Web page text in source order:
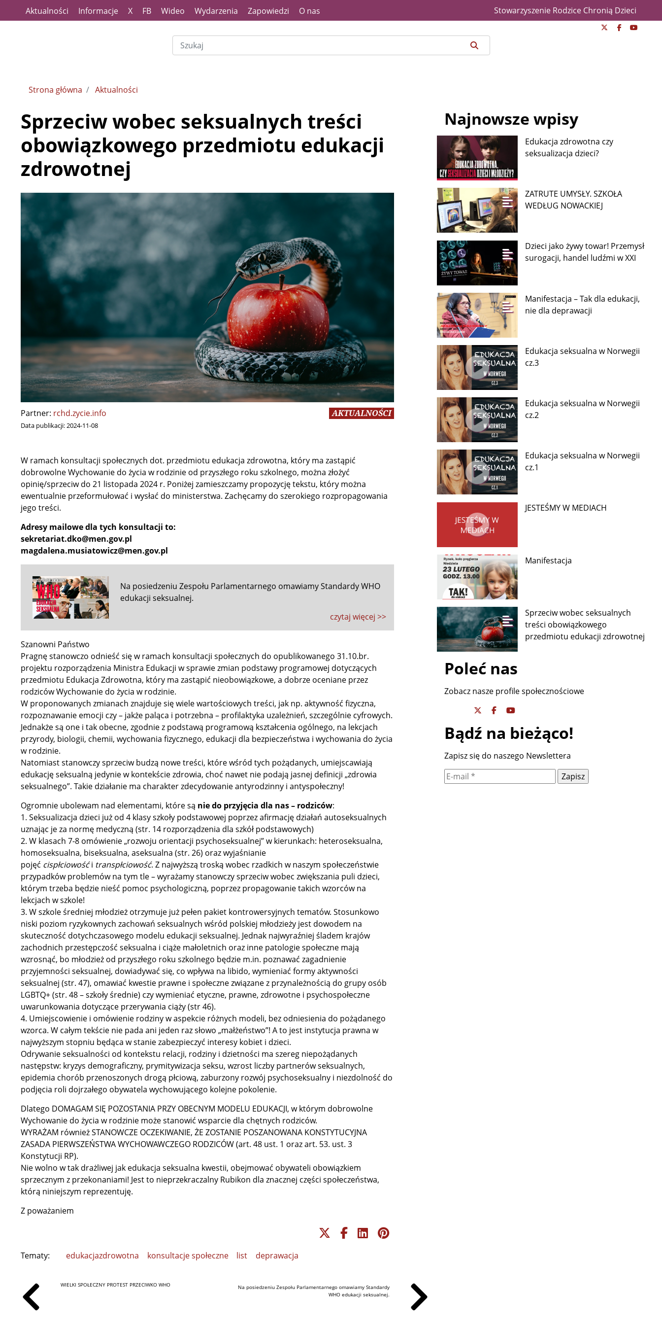
Aktualności Informacje X FB Wideo Wydarzenia Zapowiedzi O nas Stowarzyszenie Rodzice Chronią Dzieci
Strona główna Aktualności
Sprzeciw wobec seksualnych treści
obowiązkowego przedmiotu edukacji
zdrowotnej
Partner: rchd.zycie.info
Data publikacji:2024-11-08
AKTUALNOŚCI
W ramach konsultacji społecznych dot. przedmiotu edukacja zdrowotna, który ma zastąpić
dobrowolne Wychowanie do życia w rodzinie od przyszłego roku szkolnego, można złożyć
opinię/sprzeciw do 21 listopada 2024 r. Poniżej zamieszczamy propozycję tekstu, który można
ewentualnie przeformułować i wysłać do ministerstwa. Zachęcamy do szerokiego rozpropagowania
jego treści.
Adresy mailowe dla tych konsultacji to:
sekretariat.dko@men.gov.pl
magdalena.musiatowicz@men.gov.pl
Na posiedzeniu Zespołu Parlamentarnego omawiamy Standardy WHO
edukacji seksualnej.
czytaj więcej >>
Szanowni Państwo
Pragnę stanowczo odnieść się w ramach konsultacji społecznych do opublikowanego 31.10.br.
projektu rozporządzenia Ministra Edukacji w sprawie zmian podstawy programowej dotyczących
przedmiotu Edukacja Zdrowotna, który ma zastąpić nieobowiązkowe, a dobrze oceniane przez
rodziców Wychowanie do życia w rodzinie.
W proponowanych zmianach znajduje się wiele wartościowych treści, jak np. aktywność fizyczna,
rozpoznawanie emocji czy – jakże paląca i potrzebna – profilaktyka uzależnień, szczególnie cyfrowych.
Jednakże są one i tak obecne, zgodnie z podstawą programową kształcenia ogólnego, na lekcjach
przyrody, biologii, chemii, wychowania fizycznego, edukacji dla bezpieczeństwa i wychowania do życia
w rodzinie.
Natomiast stanowczy sprzeciw budzą nowe treści, które wśród tych pożądanych, umiejscawiają
edukację seksualną jedynie w kontekście zdrowia, choć nawet nie podają jasnej definicji „zdrowia
seksualnego”. Takie działanie ma charakter zdecydowanie antyrodzinny i antyspołeczny!
Ogromnie ubolewam nad elementami, które są nie do przyjęcia dla nas – rodziców:
1.⁠ ⁠Seksualizacja dzieci już od 4 klasy szkoły podstawowej poprzez afirmację działań autoseksualnych
uznając je za normę medyczną (str. 14 rozporządzenia dla szkół podstawowych)
2.⁠ ⁠W klasach 7-8 omówienie „rozwoju orientacji psychoseksualnej” w kierunkach: heteroseksualna,
homoseksualna, biseksualna, aseksualna (str. 26) oraz wyjaśnianie
pojęć cispłciowość i transpłciowość. Z najwyższą troską wobec rzadkich w naszym społeczeństwie
przypadków problemów na tym tle – wyrażamy stanowczy sprzeciw wobec zwiększania puli dzieci,
którym trzeba będzie nieść pomoc psychologiczną, poprzez propagowanie takich wzorców na
lekcjach w szkole!
3.⁠ ⁠W szkole średniej młodzież otrzymuje już pełen pakiet kontrowersyjnych tematów. Stosunkowo
niski poziom ryzykownych zachowań seksualnych wśród polskiej młodzieży jest dowodem na
skuteczność dotychczasowego modelu edukacji seksualnej. Jednak najwyraźniej śladem krajów
zachodnich przestępczość seksualna i ciąże małoletnich oraz inne patologie społeczne mają
wzrosnąć, bo młodzież od przyszłego roku szkolnego będzie m.in. poznawać zagadnienie
przyjemności seksualnej, dowiadywać się, co wpływa na libido, wymieniać formy aktywności
seksualnej (str. 47), omawiać kwestie prawne i społeczne związane z przynależnością do grupy osób
LGBTQ+ (str. 48 – szkoły średnie) czy wymieniać etyczne, prawne, zdrowotne i psychospołeczne
uwarunkowania dotyczące przerywania ciąży (str 46).
4.⁠ ⁠Umiejscowienie i omówienie rodziny w aspekcie różnych modeli, bez odniesienia do pożądanego
wzorca. W całym tekście nie pada ani jeden raz słowo „małżeństwo”! A to jest instytucja prawna w
najwyższym stopniu będąca w stanie zabezpieczyć interesy kobiet i dzieci.
Odrywanie seksualności od kontekstu relacji, rodziny i dzietności ma szereg niepożądanych
następstw: kryzys demograficzny, prymitywizacja seksu, wzrost liczby partnerów seksualnych,
epidemia chorób przenoszonych drogą płciową, zaburzony rozwój psychoseksualny i niezdolność do
podjęcia roli dojrzałego obywatela wychowującego kolejne pokolenie.
Dlatego DOMAGAM SIĘ POZOSTANIA PRZY OBECNYM MODELU EDUKACJI, w którym dobrowolne
Wychowanie do życia w rodzinie może stanowić wsparcie dla chętnych rodziców.
WYRAŻAM również STANOWCZE OCZEKIWANIE, ŻE ZOSTANIE POSZANOWANA KONSTYTUCYJNA
ZASADA PIERWSZEŃSTWA WYCHOWAWCZEGO RODZICÓW (art. 48 ust. 1 oraz art. 53. ust. 3
Konstytucji RP).
Nie wolno w tak drażliwej jak edukacja seksualna kwestii, obejmować obywateli obowiązkiem
sprzecznym z przekonaniami! Jest to nieprzekraczalny Rubikon dla znacznej części społeczeństwa,
którą niniejszym reprezentuję.
Z poważaniem
Tematy: edukacjazdrowotna konsultacje społeczne list deprawacja
WIELKI SPOŁECZNY PROTEST PRZECIWKO WHO
Na posiedzeniu Zespołu Parlamentarnego omawiamy Standardy
WHO edukacji seksualnej.
Najnowsze wpisy
Edukacja zdrowotna czy
seksualizacja dzieci?
ZATRUTE UMYSŁY. SZKOŁA
WEDŁUG NOWACKIEJ
Dzieci jako żywy towar! Przemysł
surogacji, handel ludźmi w XXI
Manifestacja – Tak dla edukacji,
nie dla deprawacji
Edukacja seksualna w Norwegii
cz.3
Edukacja seksualna w Norwegii
cz.2
Edukacja seksualna w Norwegii
cz.1
JESTEŚMY W MEDIACH
Manifestacja
Sprzeciw wobec seksualnych
treści obowiązkowego
przedmiotu edukacji zdrowotnej
Poleć nas
Zobacz nasze profile społecznościowe
Bądź na bieżąco!
Zapisz się do naszego Newslettera